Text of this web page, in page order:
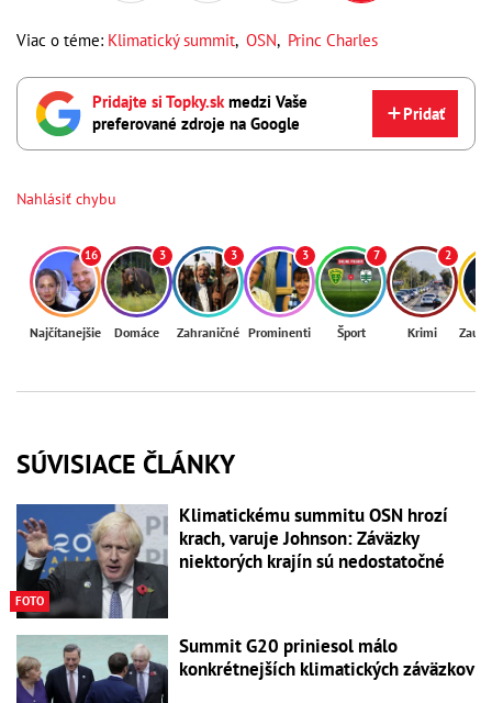
Viac o téme: Klimatický summit, OSN, Princ Charles
Pridajte si Topky.skmedzi Vaše
preferované zdroje na Google
Pridať
Nahlásiť chybu
16
Najčítanejšie
3
Domáce
3
Zahraničné
3
Prominenti
7
Šport
2
Krimi
SÚVISIACE ČLÁNKY
FOTO
Klimatickému summitu OSN hrozí
krach, varuje Johnson: Záväzky
niektorých krajín sú nedostatočné
Summit G20 priniesol málo
konkrétnejších klimatických záväzkov